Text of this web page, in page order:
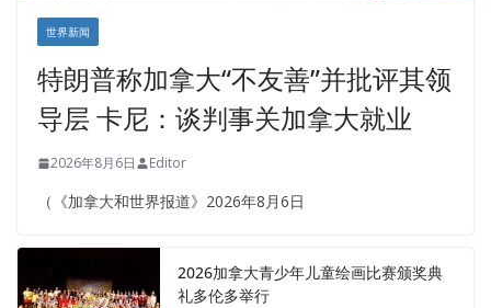
世界新闻
特朗普称加拿大“不友善”并批评其领
导层 卡尼：谈判事关加拿大就业
2026年8月6日 Editor
（《加拿大和世界报道》2026年8月6日
2026加拿大青少年儿童绘画比赛颁奖典
礼多伦多举行